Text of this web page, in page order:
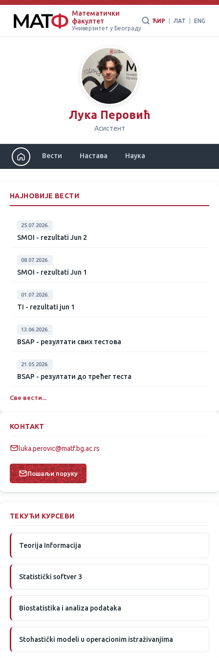
Математички
факултет
Универзитет у Београду
ЋИР ЛАТ ENG
Лука Перовић
Асистент
Вести Настава Наука
НАЈНОВИЈЕ ВЕСТИ
25.07.2026.
SMOI - rezultati Jun 2
08.07.2026.
SMOI - rezultati Jun 1
01.07.2026.
TI - rezultati jun 1
13.06.2026.
BSAP - резултати свих тестова
21.05.2026.
BSAP - резултати до трећег теста
Све вести...
КОНТАКТ
luka.perovic@matf.bg.ac.rs
Пошаљи поруку
ТЕКУЋИ КУРСЕВИ
Teorija Informacija
Statistički softver 3
Biostatistika i analiza podataka
Stohastički modeli u operacionim istraživanjima